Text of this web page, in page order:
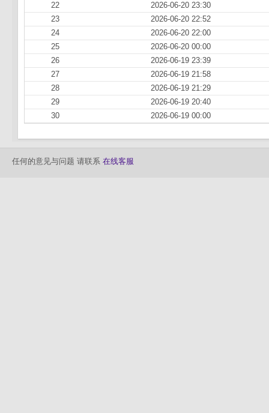
22
2026-06-20 23:30
23
2026-06-20 22:52
24
2026-06-20 22:00
25
2026-06-20 00:00
26
2026-06-19 23:39
27
2026-06-19 21:58
28
2026-06-19 21:29
29
2026-06-19 20:40
30
2026-06-19 00:00
任何的意见与问题 请联系 在线客服